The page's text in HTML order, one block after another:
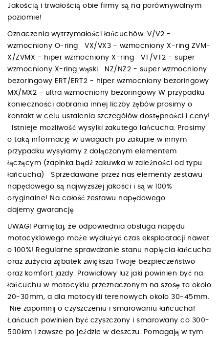
Jakością i trwałością obie firmy są na porównywalnym
poziomie!
Oznaczenia wytrzymałości łańcuchów: V/V2 -
wzmocniony O-ring VX/VX3 - wzmocniony X-ring ZVM-
X/ZVMX - hiper wzmocniony X-ring VT/VT2 - super
wzmocniony X-ring wąski NZ/NZ2 - super wzmocniony
bezoringowy ERT/ERT2 - hiper wzmocniony bezoringowy
MX/MX2 - ultra wzmocniony bezoringowy W przypadku
konieczności dobrania innej liczby zębów prosimy o
kontakt w celu ustalenia szczegółów dostępności i ceny!
Istnieje możliwość wysyłki zakutego łańcucha. Prosimy
o taką informację w uwagach po zakupie w innym
przypadku wysyłamy z dołączonym elementem
łączącym (zapinka bądź zakuwka w zależności od typu
łańcucha) Sprzedawane przez nas elementy zestawu
napędowego są najwyższej jakości i są w 100%
oryginalne! Na całość zestawu napędowego
dajemy gwarancję
UWAGI Pamiętaj, że odpowiednia obsługa napędu
motocyklowego może wydłużyć czas eksploatacji nawet
o 100%! Regularne sprawdzanie stanu napięcia łańcucha
oraz zużycia zębatek zwiększa Twoje bezpieczeństwo
oraz komfort jazdy. Prawidłowy luz jaki powinien być na
łańcuchu w motocyklu przeznaczonym na szosę to około
20-30mm, a dla motocykli terenowych około 30-45mm.
Nie zapomnij o czyszczeniu i smarowaniu łańcucha!
Łańcuch powinien być czyszczony i smarowany co 300-
500km i zawsze po jeździe w deszczu. Pomagają w tym